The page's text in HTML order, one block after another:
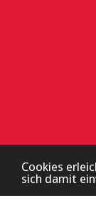
Cookies
sich damit